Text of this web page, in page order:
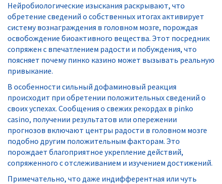
Нейробиологические изыскания раскрывают, что
обретение сведений о собственных итогах активирует
систему вознаграждения в головном мозге, порождая
освобождение биоактивного вещества. Этот посредник
сопряжен с впечатлением радости и побуждения, что
поясняет почему пинко казино может вызывать реальную
привыкание.
В особенности сильный дофаминовый реакция
происходит при обретении положительных сведений о
своих успехах. Сообщения о свежих рекордах в pinko
casino, получении результатов или опережении
прогнозов включают центры радости в головном мозге
подобно другим положительным факторам. Это
порождает благоприятное укрепление действий,
сопряженного с отслеживанием и изучением достижений.
Примечательно, что даже индифферентная или чуть